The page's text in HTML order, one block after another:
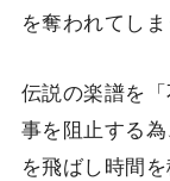
を奪われてしま
伝説の楽譜を
事を阻止する
を飛ばし時間を